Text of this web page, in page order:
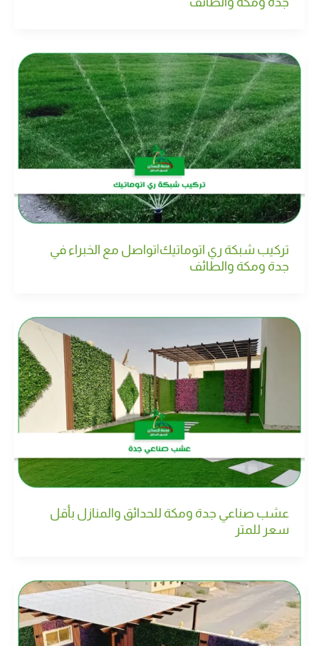
تركيب شبكة ري اتوماتيك|تواصل مع الخبراء في
جدة ومكة والطائف
عشب صناعي جدة ومكة للحدائق والمنازل بأقل
سعر للمتر